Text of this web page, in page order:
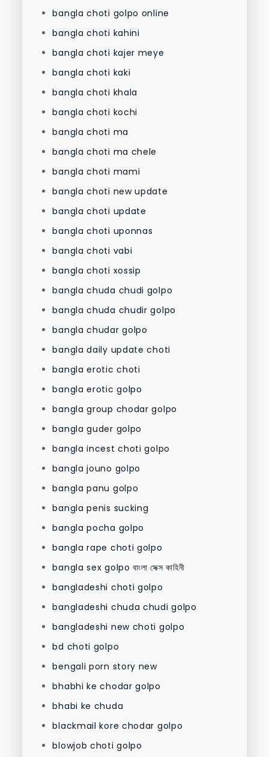
bangla choti golpo online
bangla choti kahini
bangla choti kajer meye
bangla choti kaki
bangla choti khala
bangla choti kochi
bangla choti ma
bangla choti ma chele
bangla choti mami
bangla choti new update
bangla choti update
bangla choti uponnas
bangla choti vabi
bangla choti xossip
bangla chuda chudi golpo
bangla chuda chudir golpo
bangla chudar golpo
bangla daily update choti
bangla erotic choti
bangla erotic golpo
bangla group chodar golpo
bangla guder golpo
bangla incest choti golpo
bangla jouno golpo
bangla panu golpo
bangla penis sucking
bangla pocha golpo
bangla rape choti golpo
bangla sex golpo বাংলা সেক্স কাহিনী
bangladeshi choti golpo
bangladeshi chuda chudi golpo
bangladeshi new choti golpo
bd choti golpo
bengali porn story new
bhabhi ke chodar golpo
bhabi ke chuda
blackmail kore chodar golpo
blowjob choti golpo